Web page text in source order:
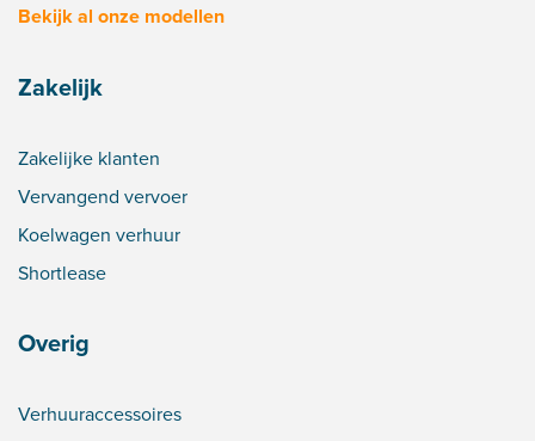
Bekijk al onze modellen
Zakelijk
Zakelijke klanten
Vervangend vervoer
Koelwagen verhuur
Shortlease
Overig
Verhuuraccessoires